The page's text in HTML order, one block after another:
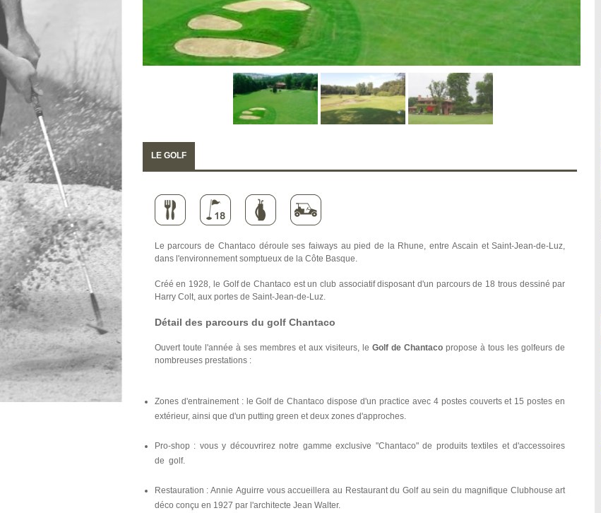
LE GOLF
Le parcours de Chantaco déroule ses faiways au pied de la Rhune, entre Ascain et Saint-Jean-de-Luz,
dans l'environnement somptueux de la Côte Basque.
Créé en 1928, le Golf de Chantaco est un club associatif disposant d'un parcours de 18 trous dessiné par
Harry Colt, aux portes de Saint-Jean-de-Luz.
Détail des parcours du golf Chantaco
Ouvert toute l'année à ses membres et aux visiteurs, leGolf de Chantaco propose à tous les golfeurs de
nombreuses prestations :
Zones d'entrainement : le Golf de Chantaco dispose d'un practice avec 4 postes couverts et 15 postes en
extérieur, ainsi que d'un putting green et deux zones d'approches.
Pro-shop : vous y découvrirez notre gamme exclusive "Chantaco" de produits textiles et d'accessoires
de golf.
Restauration : Annie Aguirre vous accueillera au Restaurant du Golf au sein du magnifique Clubhouse art
déco conçu en 1927 par l'architecte Jean Walter.